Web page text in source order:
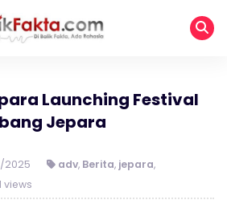
Launching Festival
Jepara
2025 adv, Berita, jepara,
views